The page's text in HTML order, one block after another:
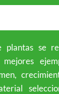
plantas se